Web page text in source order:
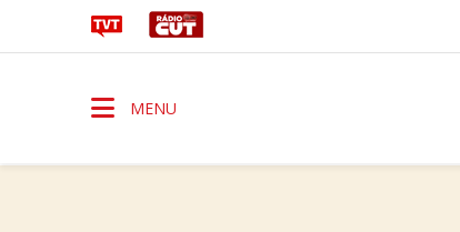
MENU